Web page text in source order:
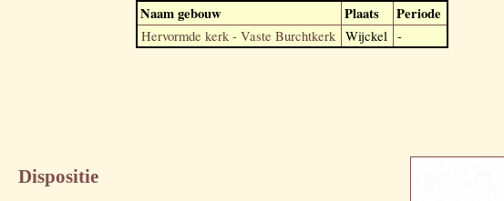
Naam gebouw Plaats Periode
Hervormde kerk - Vaste Burchtkerk Wijckel -
Dispositie